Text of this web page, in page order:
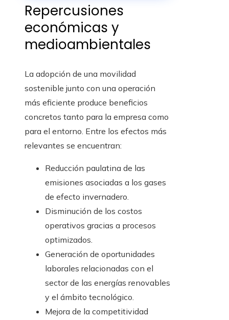
Repercusiones
económicas y
medioambientales
La adopción de una movilidad
sostenible junto con una operación
más eficiente produce beneficios
concretos tanto para la empresa como
para el entorno. Entre los efectos más
relevantes se encuentran:
Reducción paulatina de las
emisiones asociadas a los gases
de efecto invernadero.
Disminución de los costos
operativos gracias a procesos
optimizados.
Generación de oportunidades
laborales relacionadas con el
sector de las energías renovables
y el ámbito tecnológico.
Mejora de la competitividad